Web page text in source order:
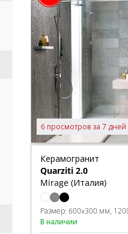
6 просмотров за 7 дней
Керамогранит
Quarziti 2.0
Mirage (Италия)
Размер: 600x300 мм
В наличии